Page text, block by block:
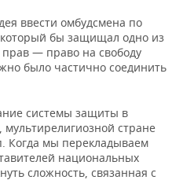
ввести омбудсмена по
бы защищал одно из
— право на свободу
было частично соединить
системы защиты в
стране
Когда мы перекладываем
национальных
сложность, связанная с